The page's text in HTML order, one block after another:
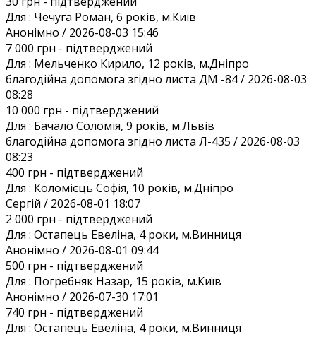
Для : Чечуга Роман, 6 років, м.Київ
Анонiмно / 2026-08-03 15:46
7 000 грн - підтверджений
Для : Мельченко Кирило, 12 років, м.Дніпро
благодійна допомога згідно листа ДМ -84 / 2026-08-03
08:28
10 000 грн - підтверджений
Для : Бачало Соломія, 9 років, м.Львів
благодійна допомога згідно листа Л-435 / 2026-08-03
08:23
400 грн - підтверджений
Для : Коломієць Софія, 10 років, м.Дніпро
Сергій / 2026-08-01 18:07
2 000 грн - підтверджений
Для : Остапець Евеліна, 4 роки, м.Винниця
Анонiмно / 2026-08-01 09:44
500 грн - підтверджений
Для : Погребняк Назар, 15 років, м.Київ
Анонiмно / 2026-07-30 17:01
740 грн - підтверджений
Для : Остапець Евеліна, 4 роки, м.Винниця